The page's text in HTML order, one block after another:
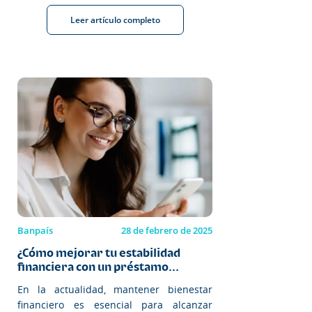
Leer artículo completo
Banpaís 28 de febrero de 2025
¿Cómo mejorar tu estabilidad
financiera con un préstamo...
En la actualidad, mantener bienestar
financiero es esencial para alcanzar